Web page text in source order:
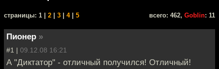
cтраницы: 1 | 2 3 4| 5 всего: 462, Goblin: 11
Пионер »
#1 | 09.12.08 16:21
А "Диктатор" - отличный получился! Отличный!